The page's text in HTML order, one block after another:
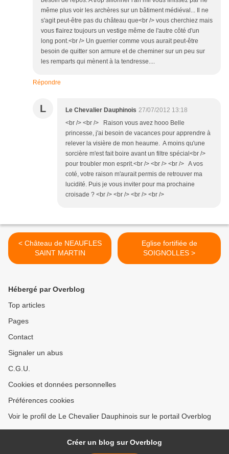
même plus voir les archères sur un bâtiment médiéval... Il ne
s'agit peut-être pas du château que<br /> vous cherchiez mais
vous flairez toujours un vestige même de l'autre côté d'un
long pont.<br /> Un guerrier comme vous aurait peut-être
besoin de quitter son armure et de cheminer sur un peu sur
les remparts qui mènent à la tendresse....
Répondre
L Le Chevalier Dauphinois 27/07/2012 13:18
<br /> <br /> Raison vous avez hooo Belle
princesse, j'ai besoin de vacances pour apprendre à
relever la visière de mon heaume. A moins qu'une
sorcière m'est fait boire avant un filtre spécial<br />
pour troubler mon esprit.<br /> <br /> <br /> A vos
coté, votre raison m'aurait permis de retrouver ma
lucidité. Puis je vous inviter pour ma prochaine
croisade ? <br /> <br /> <br /> <br />
< Château de NEAUFLES
SAINT MARTIN
Eglise fortifiée de
SOIGNOLLES >
Hébergé par Overblog
Top articles
Pages
Contact
Signaler un abus
C.G.U.
Cookies et données personnelles
Préférences cookies
Voir le profil de Le Chevalier Dauphinois sur le portail Overblog
Créer un blog sur Overblog